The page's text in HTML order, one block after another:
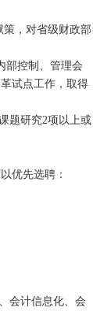
，对省级财政部
控制、管理会
试点工作，取得
题研究2项以上或
优先选聘：
会计信息化、会